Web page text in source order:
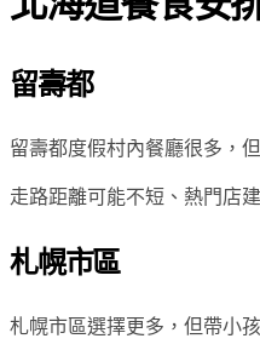
留壽都
留壽都度假村內餐廳很多，
走路距離可能不短、熱門店
札幌市區
札幌市區選擇更多，但帶小